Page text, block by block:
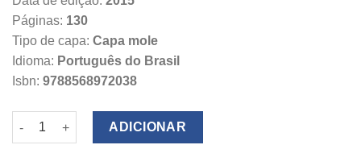
Páginas: 130
Tipo de capa: Capa mole
Idioma: Português do Brasil
Isbn: 9788568972038
Quantidade de O Processo Eficiente na Lógica Econômica:
ADICIONAR